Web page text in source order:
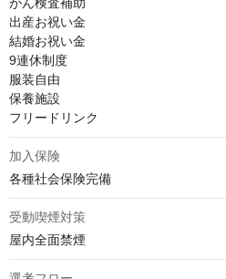
がん検査補助
出産お祝い金
結婚お祝い金
9連休制度
服装自由
保養施設
フリードリンク
加入保険
各種社会保険完備
受動喫煙対策
屋内全面禁煙